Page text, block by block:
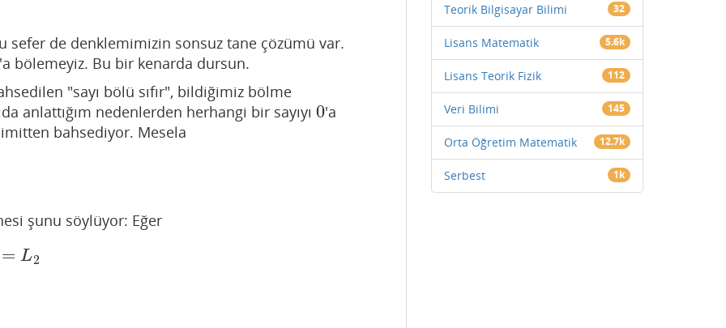
sefer de denklemimizin sonsuz tane çözümü var.
'a bölemeyiz. Bu bir kenarda dursun.
"sayı bölü sıfır", bildiğimiz bölme
anlattığım nedenlerden herhangi bir sayıyı 0
0'a
bahsediyor. Mesela
şunu söylüyor: Eğer
= L2
)=L 2
Teorik Bilgisayar Bilimi 32
Lisans Matematik 5.6k
Lisans Teorik Fizik 112
Veri Bilimi 145
Orta Öğretim Matematik 12.7k
Serbest 1k